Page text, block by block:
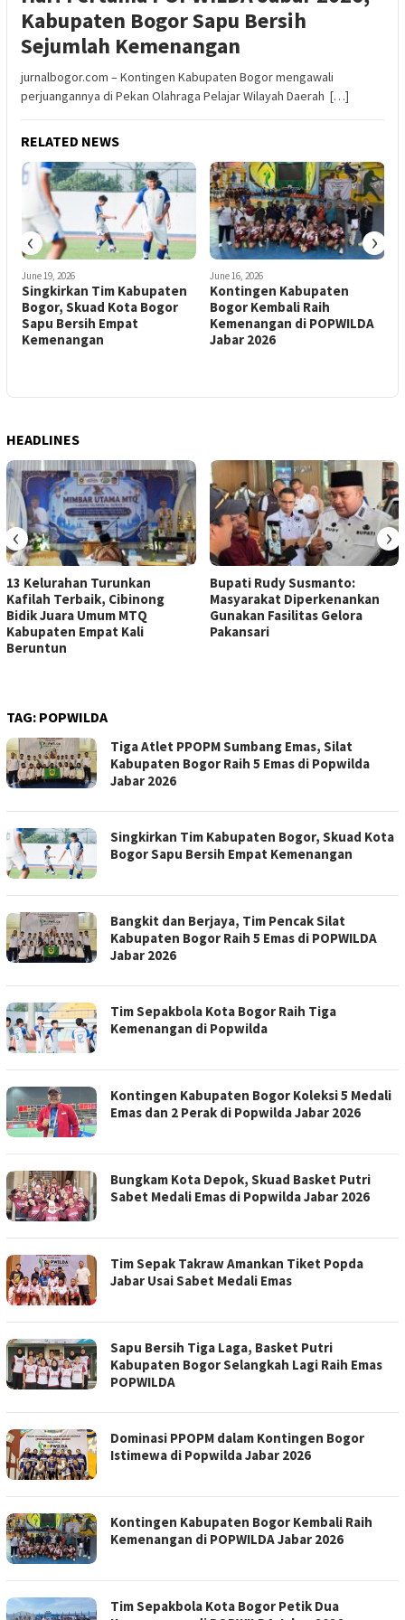
Kabupaten Bogor Sapu Bersih
Sejumlah Kemenangan
jurnalbogor.com – Kontingen Kabupaten Bogor mengawali
perjuangannya di Pekan Olahraga Pelajar Wilayah Daerah […]
RELATED NEWS
June 19, 2026
Singkirkan Tim Kabupaten
Bogor, Skuad Kota Bogor
Sapu Bersih Empat
Kemenangan
June 16, 2026
Kontingen Kabupaten
Bogor Kembali Raih
Kemenangan di POPWILDA
Jabar 2026
‹ ›
HEADLINES
13 Kelurahan Turunkan
Kafilah Terbaik, Cibinong
Bidik Juara Umum MTQ
Kabupaten Empat Kali
Beruntun
Bupati Rudy Susmanto:
Masyarakat Diperkenankan
Gunakan Fasilitas Gelora
Pakansari
‹ ›
TAG: POPWILDA
Tiga Atlet PPOPM Sumbang Emas, Silat
Kabupaten Bogor Raih 5 Emas di Popwilda
Jabar 2026
Singkirkan Tim Kabupaten Bogor, Skuad Kota
Bogor Sapu Bersih Empat Kemenangan
Bangkit dan Berjaya, Tim Pencak Silat
Kabupaten Bogor Raih 5 Emas di POPWILDA
Jabar 2026
Tim Sepakbola Kota Bogor Raih Tiga
Kemenangan di Popwilda
Kontingen Kabupaten Bogor Koleksi 5 Medali
Emas dan 2 Perak di Popwilda Jabar 2026
Bungkam Kota Depok, Skuad Basket Putri
Sabet Medali Emas di Popwilda Jabar 2026
Tim Sepak Takraw Amankan Tiket Popda
Jabar Usai Sabet Medali Emas
Sapu Bersih Tiga Laga, Basket Putri
Kabupaten Bogor Selangkah Lagi Raih Emas
POPWILDA
Dominasi PPOPM dalam Kontingen Bogor
Istimewa di Popwilda Jabar 2026
Kontingen Kabupaten Bogor Kembali Raih
Kemenangan di POPWILDA Jabar 2026
Tim Sepakbola Kota Bogor Petik Dua